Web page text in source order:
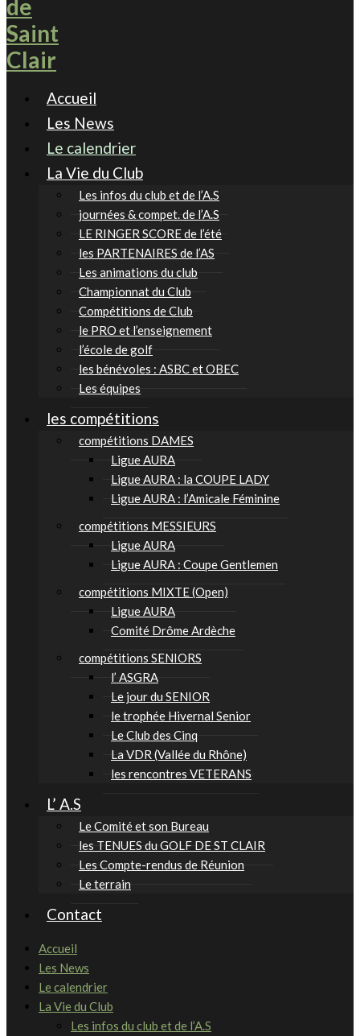
Accueil
Les News
Le calendrier
La Vie du Club
Les infos du club et de l’A.S
journées & compet. de l’A.S
LE RINGER SCORE de l’été
les PARTENAIRES de l’AS
Les animations du club
Championnat du Club
Compétitions de Club
le PRO et l’enseignement
l’école de golf
les bénévoles : ASBC et OBEC
Les équipes
les compétitions
compétitions DAMES
Ligue AURA
Ligue AURA : la COUPE LADY
Ligue AURA : l’Amicale Féminine
compétitions MESSIEURS
Ligue AURA
Ligue AURA : Coupe Gentlemen
compétitions MIXTE (Open)
Ligue AURA
Comité Drôme Ardèche
compétitions SENIORS
l’ ASGRA
Le jour du SENIOR
le trophée Hivernal Senior
Le Club des Cinq
La VDR (Vallée du Rhône)
les rencontres VETERANS
L’ A.S
Le Comité et son Bureau
les TENUES du GOLF DE ST CLAIR
Les Compte-rendus de Réunion
Le terrain
Contact
Accueil
Les News
Le calendrier
La Vie du Club
Les infos du club et de l’A.S